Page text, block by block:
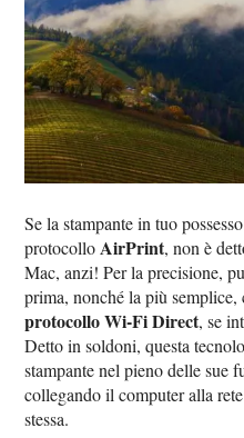
Se la stampante in tuo
protocollo AirPrint, non è
Mac, anzi! Per la precisione,
prima, nonché la più
protocollo Wi-Fi Direct, se
Detto in soldoni, questa
stampante nel pieno delle sue
collegando il computer alla
stessa.